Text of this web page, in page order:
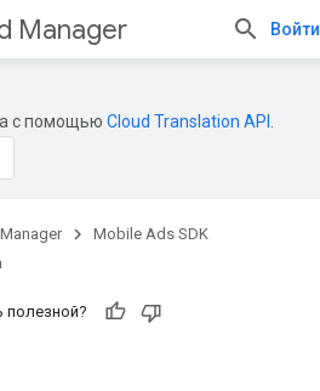
Manager Войти
с помощью Cloud Translation API
Mobile Ads SDK
полезной?